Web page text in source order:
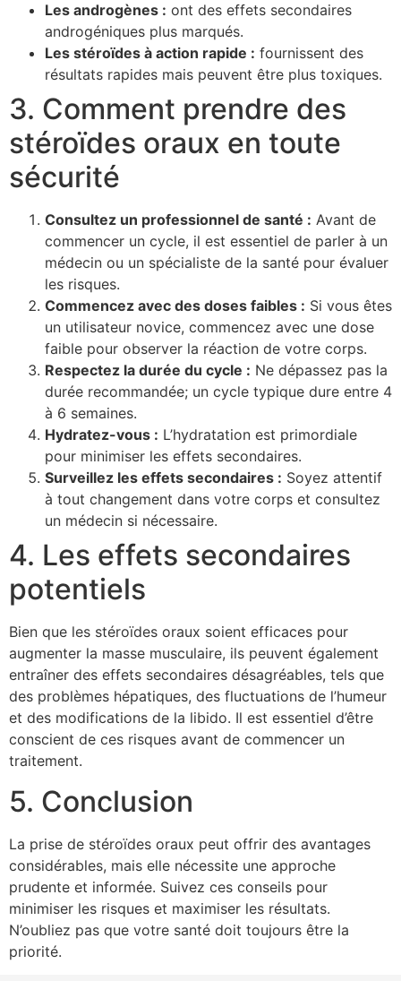
Les androgènes : ont des effets secondaires
androgéniques plus marqués.
Les stéroïdes à action rapide : fournissent des
résultats rapides mais peuvent être plus toxiques.
3. Comment prendre des
stéroïdes oraux en toute
sécurité
Consultez un professionnel de santé : Avant de
commencer un cycle, il est essentiel de parler à un
médecin ou un spécialiste de la santé pour évaluer
les risques.
Commencez avec des doses faibles : Si vous êtes
un utilisateur novice, commencez avec une dose
faible pour observer la réaction de votre corps.
Respectez la durée du cycle : Ne dépassez pas la
durée recommandée; un cycle typique dure entre 4
à 6 semaines.
Hydratez-vous : L’hydratation est primordiale
pour minimiser les effets secondaires.
Surveillez les effets secondaires : Soyez attentif
à tout changement dans votre corps et consultez
un médecin si nécessaire.
4. Les effets secondaires
potentiels
Bien que les stéroïdes oraux soient efficaces pour
augmenter la masse musculaire, ils peuvent également
entraîner des effets secondaires désagréables, tels que
des problèmes hépatiques, des fluctuations de l’humeur
et des modifications de la libido. Il est essentiel d’être
conscient de ces risques avant de commencer un
traitement.
5. Conclusion
La prise de stéroïdes oraux peut offrir des avantages
considérables, mais elle nécessite une approche
prudente et informée. Suivez ces conseils pour
minimiser les risques et maximiser les résultats.
N’oubliez pas que votre santé doit toujours être la
priorité.